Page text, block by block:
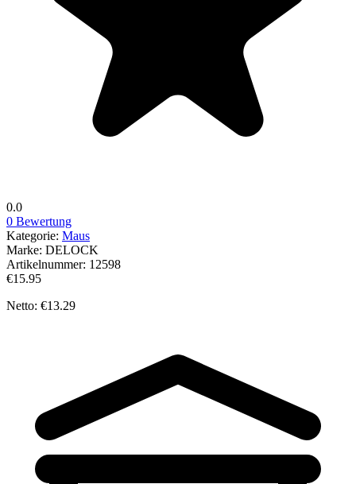
0.0
0 Bewertung
Kategorie: Maus
Marke: DELOCK
Artikelnummer: 12598
€15.95
Netto: €13.29